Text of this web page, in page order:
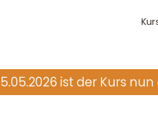
ist der Kurs